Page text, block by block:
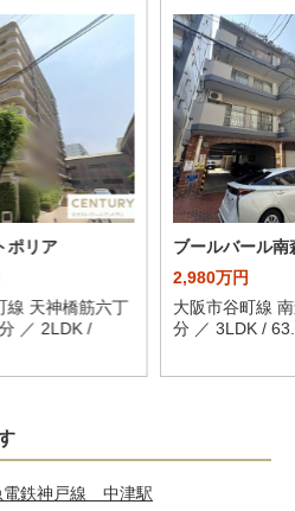
ポリア
線 天神橋筋六丁
／ 2LDK /
ブールバール南
2,980万円
大阪市谷町線
分 ／ 3LDK /
電鉄神戸線 中津駅